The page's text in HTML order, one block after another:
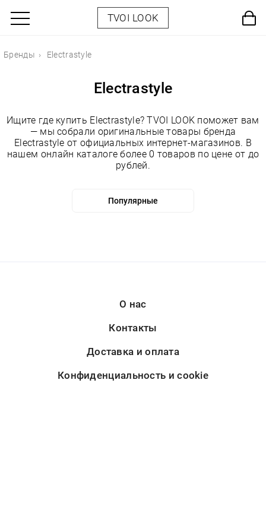
TVOI LOOK
Бренды Electrastyle
Electrastyle
Ищите где купить Electrastyle? TVOI LOOK поможет вам
— мы собрали оригинальные товары бренда
Electrastyle от официальных интернет-магазинов. В
нашем онлайн каталоге более 0 товаров по цене от до
рублей.
О нас
Контакты
Доставка и оплата
Конфиденциальность и cookie